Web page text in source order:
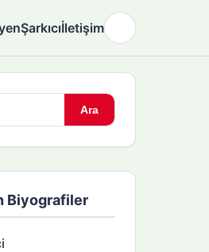
Şarkıcıİletişim
Ara
Biyografiler